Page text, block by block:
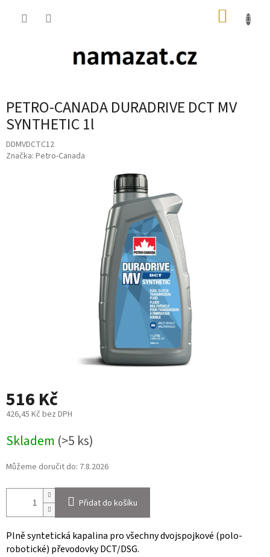
PETRO-CANADA DURADRIVE DCT MV
SYNTHETIC 1l
DDMVDCTC12
Značka: Petro-Canada
516 Kč
426,45 Kč bez DPH
cena:
Skladem (>5 ks)
Můžeme doručit do: 7.8.2026
Přidat do košíku
Plně syntetická kapalina pro všechny dvojspojkové (polo-
robotické) převodovky DCT/DSG.